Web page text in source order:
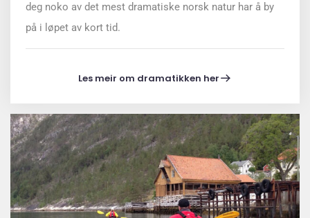
deg noko av det mest dramatiske norsk natur har å by
på i løpet av kort tid.
Les meir om dramatikken her